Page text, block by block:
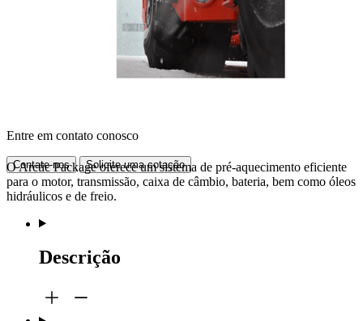
Entre em contato conosco
Contate-nos Solicite uma cotação
O Arctic Package oferece um sistema de pré-aquecimento eficiente
para o motor, transmissão, caixa de câmbio, bateria, bem como óleos
hidráulicos e de freio.
Descrição